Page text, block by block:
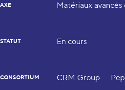
AXE Matériaux
STATUT En cours
CONSORTIUM CRM Group